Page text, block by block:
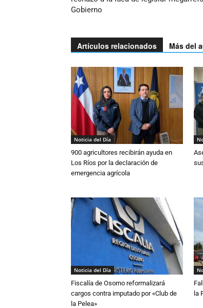
Gobierno
Artículos relacionados Más del
Noticia del Día
900 agricultores recibirán ayuda en
Los Ríos por la declaración de
emergencia agrícola
Noticia del Día
Fiscalía de Osorno reformalizará
cargos contra imputado por «Club de
la Pelea»
la